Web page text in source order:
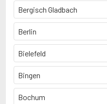
Bergisch Gladbach
Berlin
Bielefeld
Bingen
Bochum